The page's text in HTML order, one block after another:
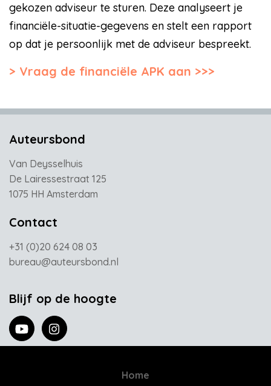
gekozen adviseur te sturen. Deze analyseert je
financiële-situatie-gegevens en stelt een rapport
op dat je persoonlijk met de adviseur bespreekt.
Vraag de financiële APK aan >>>
Auteursbond
Van Deysselhuis
De Lairessestraat 125
1075 HH Amsterdam
Contact
+31 (0)20 624 08 03
bureau@auteursbond.nl
Blijf op de hoogte
Home